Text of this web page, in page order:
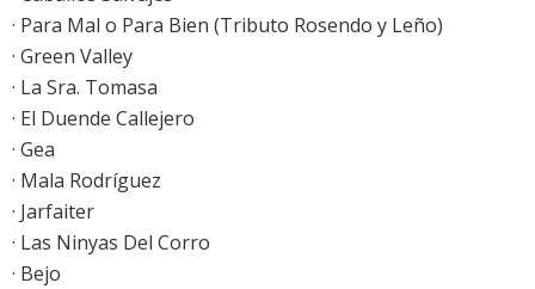
· Para Mal o Para Bien (Tributo Rosendo y Leño)
· Green Valley
· La Sra. Tomasa
· El Duende Callejero
· Gea
· Mala Rodríguez
· Jarfaiter
· Las Ninyas Del Corro
· Bejo